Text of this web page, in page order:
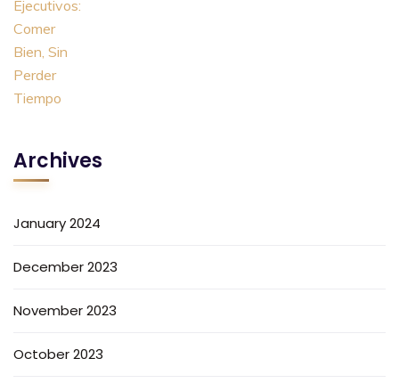
Archives
January 2024
December 2023
November 2023
October 2023